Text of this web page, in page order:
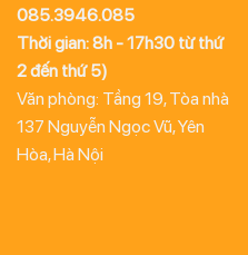
085.3946.085
Thời gian: 8h - 17h30 từ thứ
2 đến thứ 5)
Văn phòng: Tầng 19, Tòa nhà
137 Nguyễn Ngọc Vũ, Yên
Hòa, Hà Nội